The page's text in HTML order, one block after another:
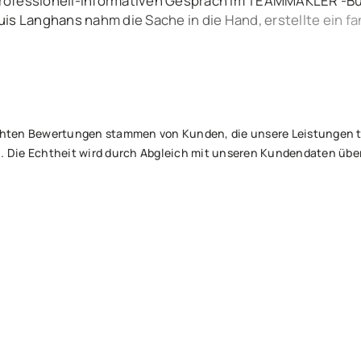
Langhans nahm die Sache in die Hand, erstellte ein
über alle Ereignisse und Aktivitäten informiert. Nur
Bewertungen stammen von Kunden, die unsere
Die Echtheit wird durch Abgleich mit unseren Kundendaten